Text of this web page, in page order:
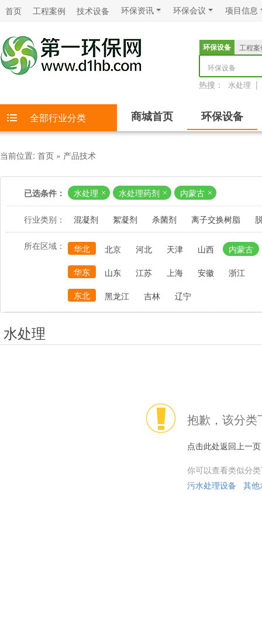
首页 工程案例 技术设备 环保资讯 环保会议 项目信息
环保设备
工程案
环保设备
热搜： 水处理 |
全部行业分类 商城首页 环保设备
当前位置: 首页 » 产品技术
已选条件： 水处理 水处理药剂 内蒙古
行业类别： 混凝剂 絮凝剂 杀菌剂 离子交换树脂
所在区域： 华北 北京 河北 天津 山西
内蒙古
华东
山东 江苏 上海 安徽
浙江
东北
黑龙江 吉林 辽宁
水处理
抱歉，该分类
点击此处返回上一页
你可以查看类似分
污水处理设备
其他